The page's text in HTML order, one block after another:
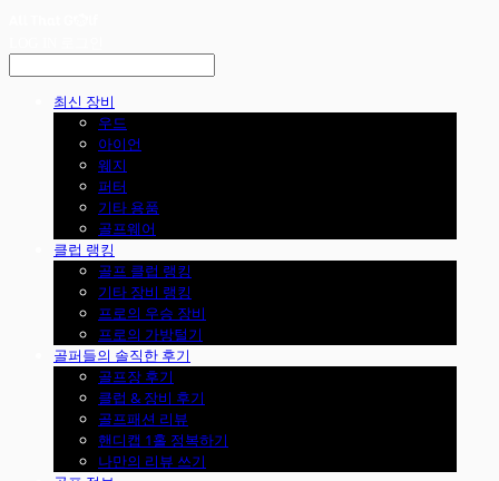
최신 장비
우드
아이언
웨지
퍼터
기타 용품
골프웨어
클럽 랭킹
골프 클럽 랭킹
기타 장비 랭킹
프로의 우승 장비
프로의 가방털기
골퍼들의 솔직한 후기
골프장 후기
클럽 & 장비 후기
골프패션 리뷰
핸디캡 1홀 정복하기
나만의 리뷰 쓰기